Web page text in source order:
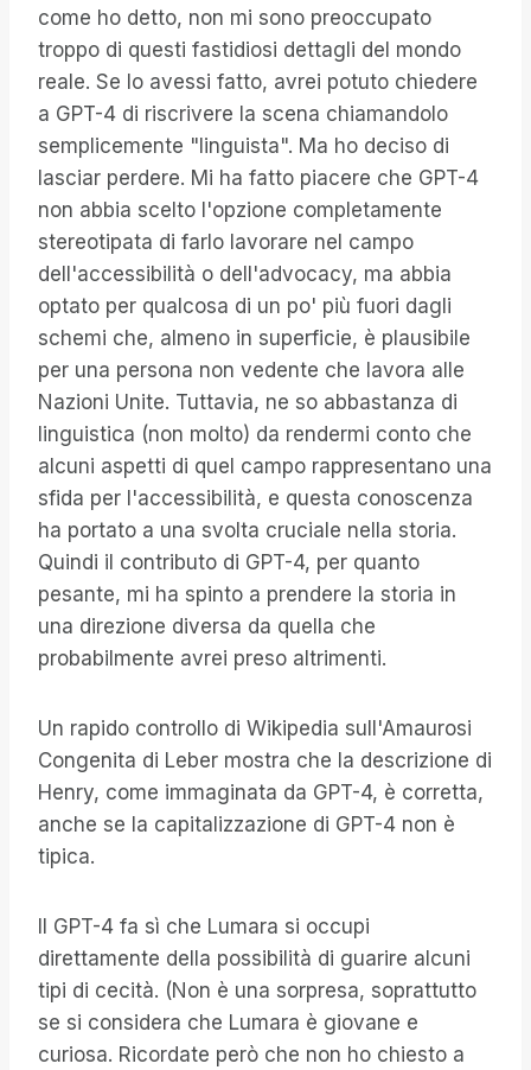
come ho detto, non mi sono preoccupato
troppo di questi fastidiosi dettagli del mondo
reale. Se lo avessi fatto, avrei potuto chiedere
a GPT-4 di riscrivere la scena chiamandolo
semplicemente "linguista". Ma ho deciso di
lasciar perdere. Mi ha fatto piacere che GPT-4
non abbia scelto l'opzione completamente
stereotipata di farlo lavorare nel campo
dell'accessibilità o dell'advocacy, ma abbia
optato per qualcosa di un po' più fuori dagli
schemi che, almeno in superficie, è plausibile
per una persona non vedente che lavora alle
Nazioni Unite. Tuttavia, ne so abbastanza di
linguistica (non molto) da rendermi conto che
alcuni aspetti di quel campo rappresentano una
sfida per l'accessibilità, e questa conoscenza
ha portato a una svolta cruciale nella storia.
Quindi il contributo di GPT-4, per quanto
pesante, mi ha spinto a prendere la storia in
una direzione diversa da quella che
probabilmente avrei preso altrimenti.
Un rapido controllo di Wikipedia sull'Amaurosi
Congenita di Leber mostra che la descrizione di
Henry, come immaginata da GPT-4, è corretta,
anche se la capitalizzazione di GPT-4 non è
tipica.
Il GPT-4 fa sì che Lumara si occupi
direttamente della possibilità di guarire alcuni
tipi di cecità. (Non è una sorpresa, soprattutto
se si considera che Lumara è giovane e
curiosa. Ricordate però che non ho chiesto a